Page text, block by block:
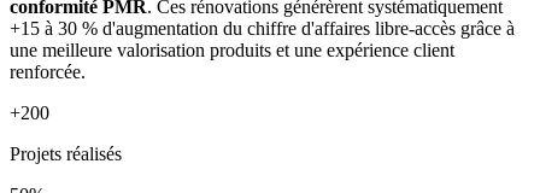
conformité PMR. Ces rénovations générèrent systématiquement
+15 à 30 % d'augmentation du chiffre d'affaires libre-accès grâce à
une meilleure valorisation produits et une expérience client
renforcée.
+200
Projets réalisés